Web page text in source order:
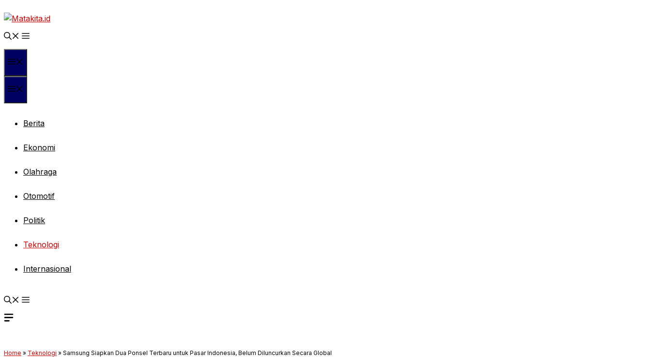
ke
isi
Berita
Ekonomi
Olahraga
Otomotif
Politik
Teknologi
Internasional
Home » Teknologi » Samsung Siapkan Dua Ponsel Terbaru untuk Pasar Indonesia, Belum Diluncurkan Secara Global